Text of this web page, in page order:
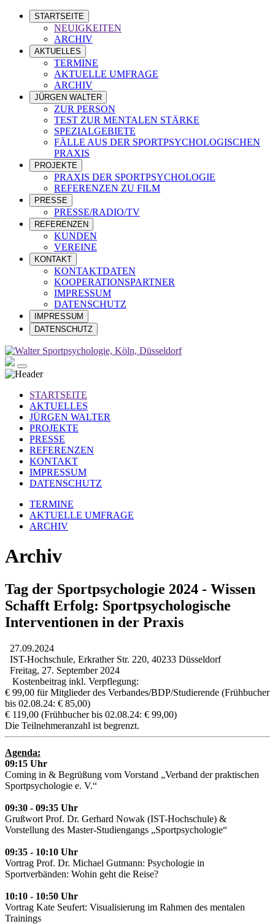
STARTSEITE
NEUIGKEITEN
ARCHIV
AKTUELLES
TERMINE
AKTUELLE UMFRAGE
ARCHIV
JÜRGEN WALTER
ZUR PERSON
TEST ZUR MENTALEN STÄRKE
SPEZIALGEBIETE
FÄLLE AUS DER SPORTPSYCHOLOGISCHEN
PRAXIS
PROJEKTE
PRAXIS DER SPORTPSYCHOLOGIE
REFERENZEN ZU FILM
PRESSE
PRESSE/RADIO/TV
REFERENZEN
KUNDEN
VEREINE
KONTAKT
KONTAKTDATEN
KOOPERATIONSPARTNER
IMPRESSUM
DATENSCHUTZ
IMPRESSUM
DATENSCHUTZ
STARTSEITE
AKTUELLES
JÜRGEN WALTER
PROJEKTE
PRESSE
REFERENZEN
KONTAKT
IMPRESSUM
DATENSCHUTZ
TERMINE
AKTUELLE UMFRAGE
ARCHIV
Archiv
Tag der Sportpsychologie 2024 - Wissen
Schafft Erfolg: Sportpsychologische
Interventionen in der Praxis
27.09.2024
IST-Hochschule, Erkrather Str. 220, 40233 Düsseldorf
Freitag, 27. September 2024
Kostenbeitrag inkl. Verpflegung:
€ 99,00 für Mitglieder des Verbandes/BDP/Studierende (Frühbucher
bis 02.08.24: € 85,00)
€ 119,00 (Frühbucher bis 02.08.24: € 99,00)
Die Teilnehmeranzahl ist begrenzt.
Agenda:
09:15 Uhr
Coming in & Begrüßung vom Vorstand „Verband der praktischen
Sportpsychologie e. V.“
09:30 - 09:35 Uhr
Grußwort Prof. Dr. Gerhard Nowak (IST-Hochschule) &
Vorstellung des Master-Studiengangs „Sportpsychologie“
09:35 - 10:10 Uhr
Vortrag Prof. Dr. Michael Gutmann: Psychologie in
Sportverbänden: Wohin geht die Reise?
10:10 - 10:50 Uhr
Vortrag Kate Seufert: Visualisierung im Rahmen des mentalen
Trainings